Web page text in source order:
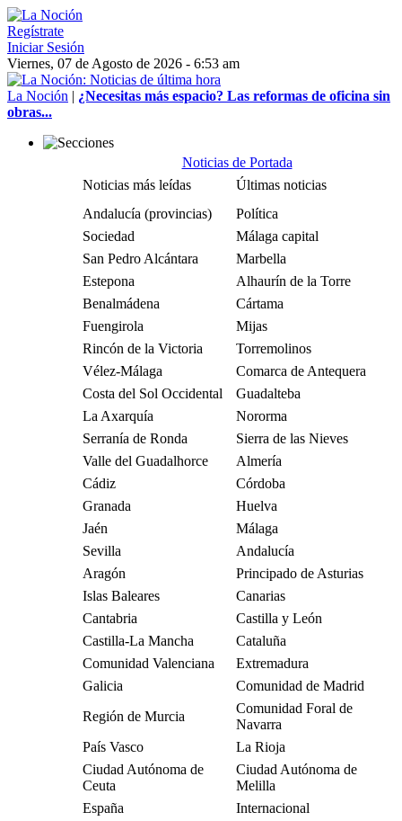
Regístrate
Iniciar Sesión
Viernes, 07 de Agosto de 2026 - 6:53 am
La Noción | ¿Necesitas más espacio? Las reformas de oficina sin
obras...
Noticias de Portada
Noticias más leídas
Últimas noticias
Andalucía (provincias)
Política
Sociedad
Málaga capital
San Pedro Alcántara
Marbella
Estepona
Alhaurín de la Torre
Benalmádena
Cártama
Fuengirola
Mijas
Rincón de la Victoria
Torremolinos
Vélez-Málaga
Comarca de Antequera
Costa del Sol Occidental
Guadalteba
La Axarquía
Nororma
Serranía de Ronda
Sierra de las Nieves
Valle del Guadalhorce
Almería
Cádiz
Córdoba
Granada
Huelva
Jaén
Málaga
Sevilla
Andalucía
Aragón
Principado de Asturias
Islas Baleares
Canarias
Cantabria
Castilla y León
Castilla-La Mancha
Cataluña
Comunidad Valenciana
Extremadura
Galicia
Comunidad de Madrid
Región de Murcia
Comunidad Foral de
Navarra
País Vasco
La Rioja
Ciudad Autónoma de
Ceuta
Ciudad Autónoma de
Melilla
España
Internacional